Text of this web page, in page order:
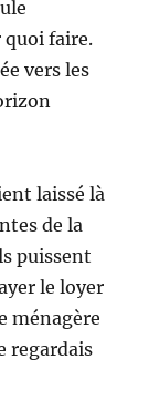
quoi faire.
vers les
laissé là
de la
puissent
le loyer
ménagère
regardais